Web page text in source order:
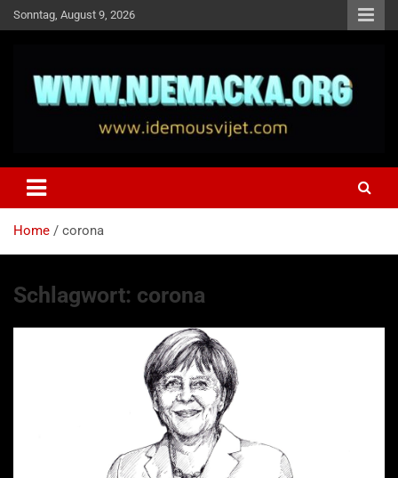
Skip
to
Sonntag, August 9, 2026
Idemo u Svijet-Njemacka!
Home corona
Schlagwort: corona